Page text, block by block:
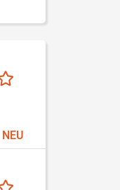
NEU